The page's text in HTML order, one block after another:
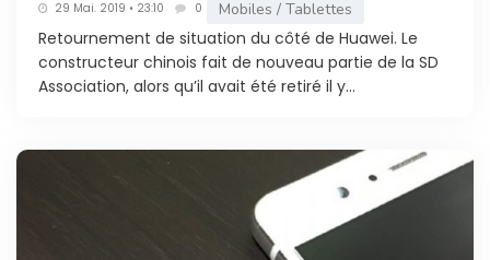
29 Mai. 2019 • 23:10 0 Mobiles / Tablettes
Retournement de situation du côté de Huawei. Le
constructeur chinois fait de nouveau partie de la SD
Association, alors qu’il avait été retiré il y...